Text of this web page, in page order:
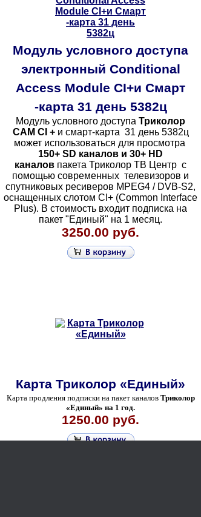
Модуль условного доступа
электронный Conditional
Access Module CI+и Смарт
-карта 31 день 5382ц
Модуль условного доступа Триколор
CAM CI +и смарт-карта 31 день 5382ц
может использоваться для просмотра
150+ SD каналов и 30+ HD
каналов пакета Триколор ТВ Центр с
помощью современных телевизоров и
спутниковых ресиверов MPEG4 / DVB-S2,
оснащенных слотом CI+ (Common Interface
Plus). В стоимость входит подписка на
пакет "Единый" на 1 месяц.
3250.00 руб.
Карта Триколор «Единый»
Карта продления подписки на пакет каналов Триколор
«Единый» на 1 год.
1250.00 руб.